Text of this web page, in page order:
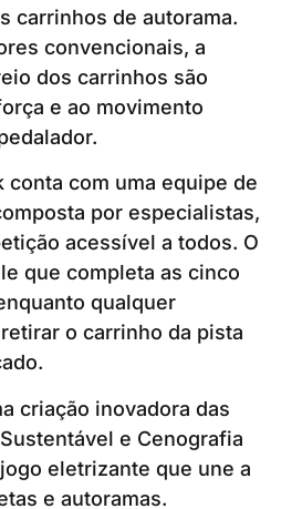
carrinhos de autorama.
convencionais, a
dos carrinhos são
e ao movimento
conta com uma equipe de
por especialistas,
acessível a todos. O
que completa as cinco
qualquer
o carrinho da pista
criação inovadora das
e Cenografia
eletrizante que une a
e autoramas.